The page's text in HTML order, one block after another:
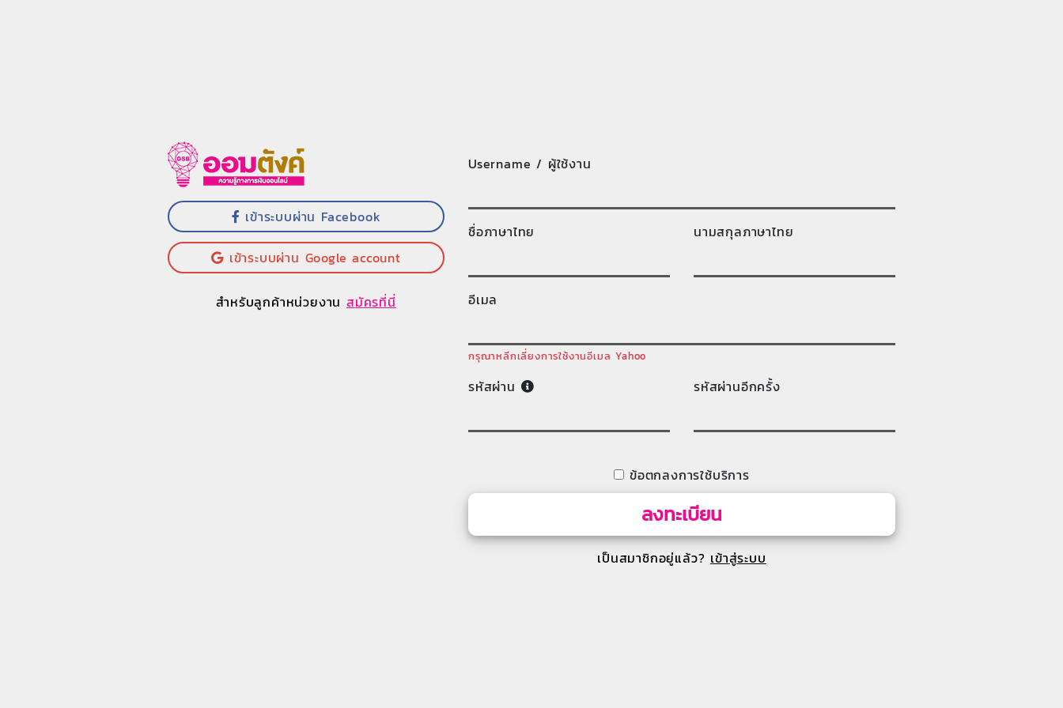
เข้าระบบผ่าน Facebook
เข้าระบบผ่าน Google account
สำหรับลูกค้าหน่วยงาน สมัครที่นี่
Username / ผู้ใช้งาน
ชื่อภาษาไทย นามสกุลภาษาไทย
อีเมล
กรุณาหลีกเลี่ยงการใช้งานอีเมล Yahoo
รหัสผ่าน รหัสผ่านอีกครั้ง
ข้อตกลงการใช้บริการ
ลงทะเบียน
เป็นสมาชิกอยู่แล้ว? เข้าสู่ระบบ